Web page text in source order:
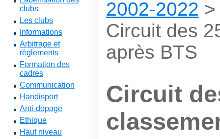
clubs
Les clubs
Informations
Arbitrage et
règlements
Formation des
cadres
Communication
Handisport
Anti-dopage
Ethique
Haut niveau
2002-2022
Circuit des
après BTS
Circuit